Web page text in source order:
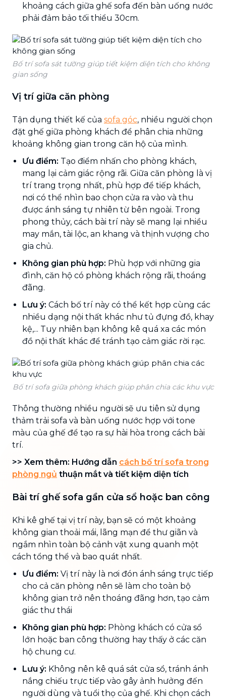
khoảng cách giữa ghế sofa đến bàn uống nước
phải đảm bảo tối thiểu 30cm.
Bố trí sofa sát tường giúp tiết kiệm diện tích cho không
gian sống
Vị trí giữa căn phòng
Tận dụng thiết kế của sofa góc, nhiều người chọn
đặt ghế giữa phòng khách để phân chia những
khoảng không gian trong căn hộ của mình.
Ưu điểm: Tạo điểm nhấn cho phòng khách,
mang lại cảm giác rộng rãi. Giữa căn phòng là vị
trí trang trọng nhất, phù hợp để tiếp khách,
nơi có thể nhìn bao chọn cửa ra vào và thu
được ánh sáng tự nhiên từ bên ngoài. Trong
phong thủy, cách bài trí này sẽ mang lại nhiều
may mắn, tài lộc, an khang và thịnh vượng cho
gia chủ.
Không gian phù hợp: Phù hợp với những gia
đình, căn hộ có phòng khách rộng rãi, thoáng
đãng.
Lưu ý: Cách bố trí này có thể kết hợp cùng các
nhiều dạng nội thất khác như tủ đựng đồ, khay
kệ,... Tuy nhiên bạn không kê quá xa các món
đồ nội thất khác để tránh tạo cảm giác rời rạc.
Bố trí sofa giữa phòng khách giúp phân chia các khu vực
Thông thường nhiều người sẽ ưu tiên sử dụng
thảm trải sofa và bàn uống nước hợp với tone
màu của ghế để tạo ra sự hài hòa trong cách bài
trí.
>> Xem thêm: Hướng dẫn cách bố trí sofa trong
phòng ngủ thuận mắt và tiết kiệm diện tích
Bài trí ghế sofa gần cửa sổ hoặc ban công
Khi kê ghế tại vị trí này, bạn sẽ có một khoảng
không gian thoải mái, lãng mạn để thư giãn và
ngắm nhìn toàn bộ cảnh vật xung quanh một
cách tổng thể và bao quát nhất.
Ưu điểm: Vị trí này là nơi đón ánh sáng trực tiếp
cho cả căn phòng nên sẽ làm cho toàn bộ
không gian trở nên thoáng đãng hơn, tạo cảm
giác thư thái
Không gian phù hợp: Phòng khách có cửa sổ
lớn hoặc ban công thường hay thấy ở các căn
hộ chung cư.
Lưu ý: Không nên kê quá sát cửa sổ, tránh ánh
nắng chiếu trực tiếp vào gây ảnh hưởng đến
người dùng và tuổi thọ của ghế. Khi chọn cách